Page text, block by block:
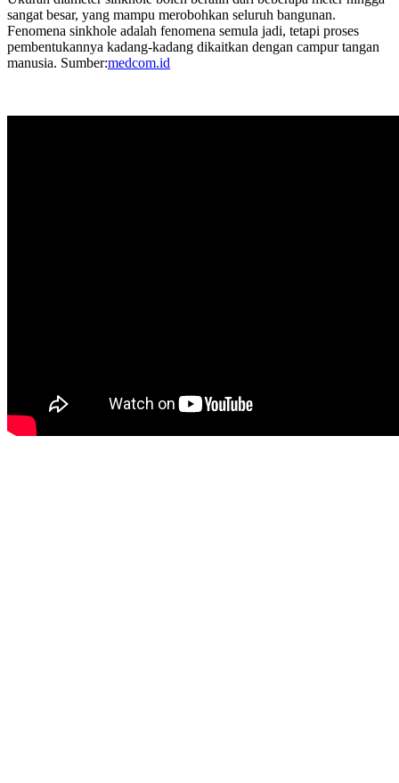
sangat besar, yang mampu merobohkan seluruh bangunan.
Fenomena sinkhole adalah fenomena semula jadi, tetapi proses
pembentukannya kadang-kadang dikaitkan dengan campur tangan
manusia. Sumber:medcom.id